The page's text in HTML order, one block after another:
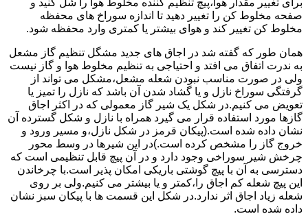
برای تغییر مقدار هوا،پیچ تنظیم کننده مخلوط هوا را شل کنید و
صفحه مخلوط کن را تغییر دهید تا اندازه سوراخ های محفظه
مخلوط کن تغییر کند و هوای بیشتر یا کمتری وارد محفظه شود.
همان طور که گفته شد در اجاق های جدید مشگل تنظیم گاز مشعل
به ندرت اتفاق می افتد و احتیاجی به تنظیم مخلوط هوا و گاز نیست
ولی در صورت مناسب نبودن شعله مشعل،مشکل می تواند از
گرفتگی سوراخ نازل و یا گشاد شدن آن باشد که نازل را تمیز یا
تعویض می کنیم.در شکل یک شیر گاز معمولی که در اکثر اجاق
گازها مورد استفاده قرار می گیرد همراه با نازل و شکل گسترده آن
نشان داده شده است.(پیکان قرمز در شکل نازل،و مسیر ورود و
خروج گاز را مشخص کرده است.)در این شیرها در وسط محور
چرخش شیر سوراخی وجود دارد و در آن پیچ قابل تنظیمی است که
دسترسی به آن با پیچ گوشتی باریکی امکان پذیر است.با چرخاندن
این پیچ شعله کم اجاق را،کمتر و یا بیشتر می کنیم.ولی بر روی
شعله زیاد اجاق اثر ندارد.در شکل این قسمت ها با پیکان سبز نشان
داده شده است.